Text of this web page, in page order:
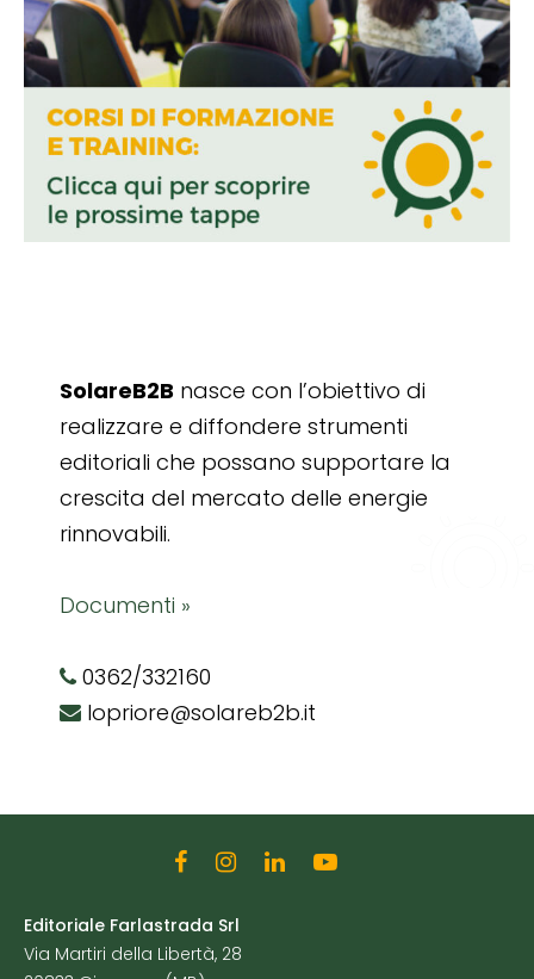
SolareB2B nasce con l’obiettivo di
realizzare e diffondere strumenti
editoriali che possano supportare la
crescita del mercato delle energie
rinnovabili.
Documenti »
0362/332160
lopriore@solareb2b.it
Editoriale Farlastrada Srl
Via Martiri della Libertà, 28